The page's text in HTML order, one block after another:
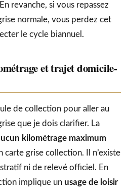
revanche, si vous repassez
normale, vous perdez cet
le cycle biannuel.
et trajet domicile-
de collection pour aller au
que je dois clarifier. La
kilométrage maximum
carte grise collection. Il n’existe
ni de relevé officiel. En
implique un usage de loisir